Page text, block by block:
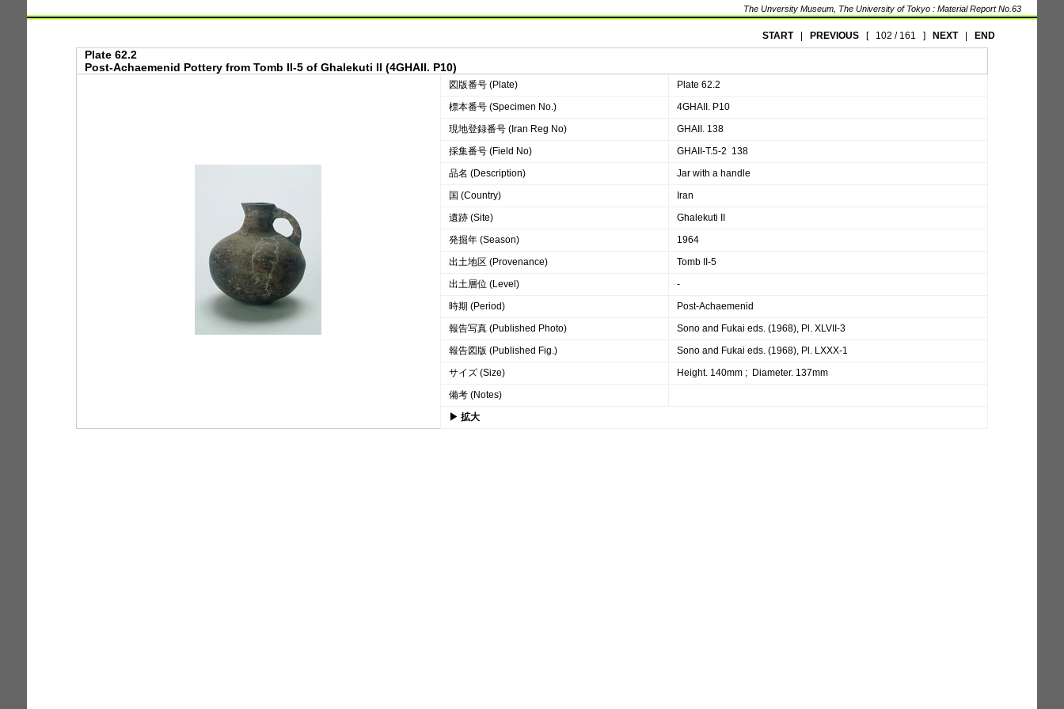
The Unversity Museum, The University of Tokyo : Material Report No.63
START| PREVIOUS[ 102 / 161 ] NEXT| END
Plate 62.2
Post-Achaemenid Pottery from Tomb II-5 of Ghalekuti II (4GHAII. P10)
図版番号 (Plate)
Plate 62.2
標本番号 (Specimen No.)
4GHAII. P10
現地登録番号 (Iran Reg No)
GHAII. 138
採集番号 (Field No)
GHAII-T.5-2 138
品名 (Description)
Jar with a handle
国 (Country)
Iran
遺跡 (Site)
Ghalekuti II
発掘年 (Season)
1964
出土地区 (Provenance)
Tomb II-5
出土層位 (Level)
-
時期 (Period)
Post-Achaemenid
報告写真 (Published Photo)
Sono and Fukai eds. (1968), Pl. XLVII-3
報告図版 (Published Fig.)
Sono and Fukai eds. (1968), Pl. LXXX-1
サイズ (Size)
Height. 140mm ; Diameter. 137mm
備考 (Notes)
▶ 拡大